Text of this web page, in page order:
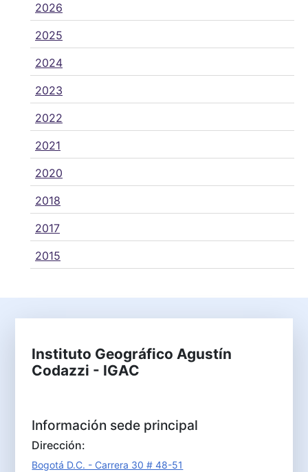
2026
2025
2024
2023
2022
2021
2020
2018
2017
2015
Instituto Geográfico Agustín
Codazzi - IGAC
Información sede principal
Dirección:
Bogotá D.C. - Carrera 30 # 48-51